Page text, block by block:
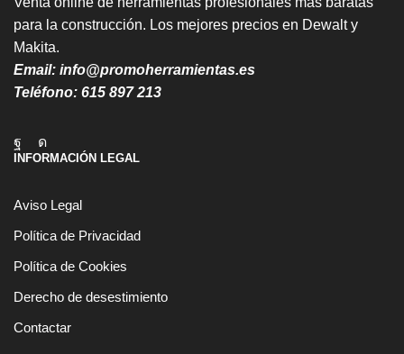
para la construcción. Los mejores precios en Dewalt y
Makita.
Email: info@promoherramientas.es
Teléfono: 615 897 213
Facebook
Instagram
INFORMACIÓN LEGAL
Aviso Legal
Política de Privacidad
Política de Cookies
Derecho de desestimiento
Contactar